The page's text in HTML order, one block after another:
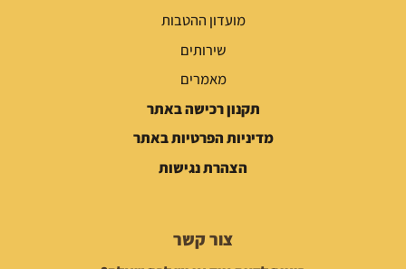
מועדון ההטבות
שירותים
מאמרים
תקנון רכישה באתר
מדיניות הפרטיות באתר
הצהרת נגישות
צור קשר